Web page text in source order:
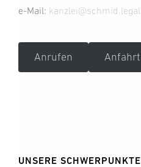
e-Mail: kanzlei@schmid.legal
Anrufen Anfahrt
UNSERE SCHWERPUNKTE